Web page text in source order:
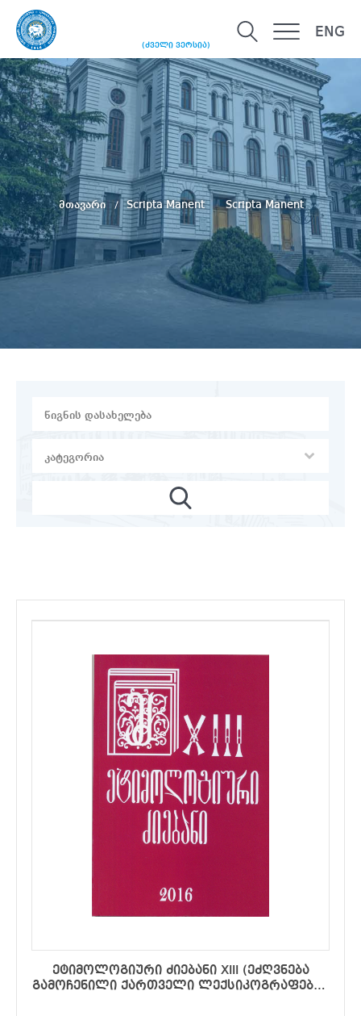
(ძველი ვერსია)
ENG
მთავარი Scripta Manent Scripta Manent
ეტიმოლოგიური ძიებანი XIII (ეძღვნება
გამოჩენილი ქართველი ლექსიკოგრაფების